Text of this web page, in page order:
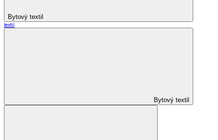
Bytový textil
textil
Bytový textil